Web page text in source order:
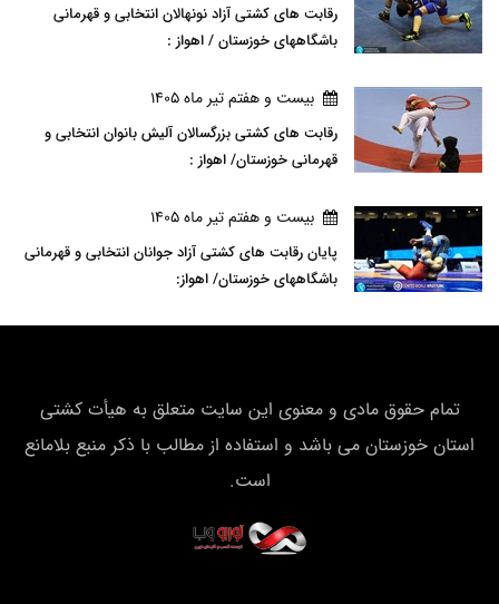
رقابت های کشتی آزاد نونهالان انتخابی و قهرمانی
باشگاههای خوزستان / اهواز :
بيست و هفتم تير ماه 1405
رقابت های کشتی بزرگسالان آلیش بانوان انتخابی و
قهرمانی خوزستان/ اهواز :
بيست و هفتم تير ماه 1405
پایان رقابت های کشتی آزاد جوانان انتخابی و قهرمانی
باشگاههای خوزستان/ اهواز:
تمام حقوق مادی و معنوی این سایت متعلق به هیأت كشتی
استان خوزستان می باشد و استفاده از مطالب با ذکر منبع بلامانع
است.